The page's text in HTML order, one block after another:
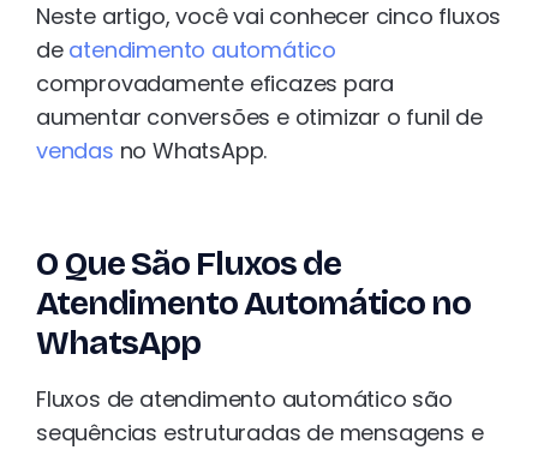
Neste artigo, você vai conhecer cinco fluxos
de atendimento automático
comprovadamente eficazes para
aumentar conversões e otimizar o funil de
vendas no WhatsApp.
O Que São Fluxos de
Atendimento Automático no
WhatsApp
Fluxos de atendimento automático são
sequências estruturadas de mensagens e